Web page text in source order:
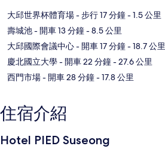
大邱世界杯體育場- 步行 17 分鐘- 1.5 公里
壽城池- 開車 13 分鐘- 8.5 公里
大邱國際會議中心- 開車 17 分鐘- 18.7 公里
慶北國立大學- 開車 22 分鐘- 27.6 公里
西門市場- 開車 28 分鐘- 17.8 公里
住宿介紹
Hotel PIED Suseong